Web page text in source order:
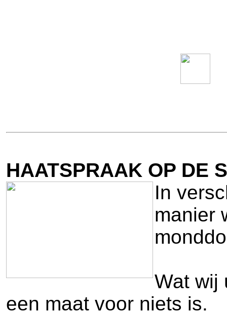
HAATSPRAAK OP DE
In
manier
Wat wij
een maat voor niets is.